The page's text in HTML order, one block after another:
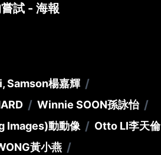
試 - 海報
Samson楊嘉輝 /
/ Winnie SOON孫詠怡 /
Images)動動像 / Otto LI李天倫
黃小燕 /